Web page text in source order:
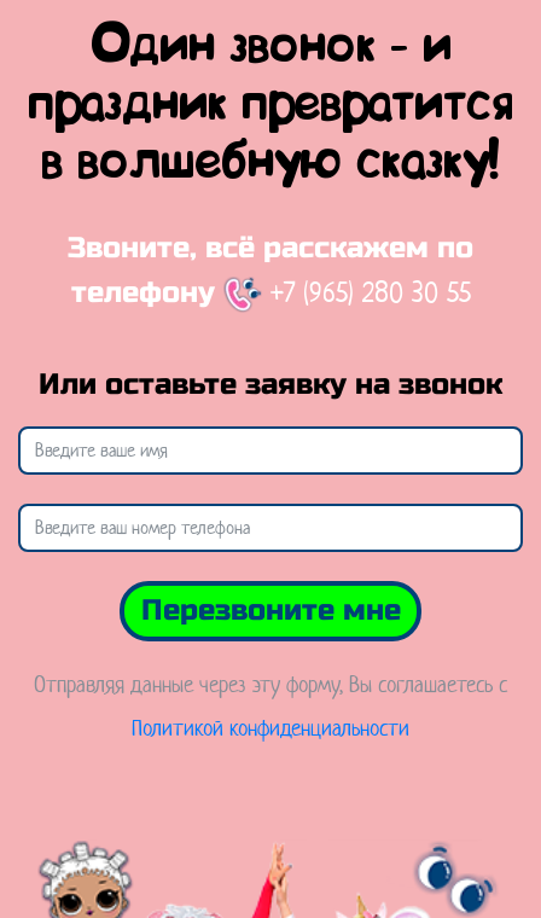
Один звонок - и
праздник превратится
в волшебную сказку!
Звоните, всё расскажем по
телефону
+7 (965) 280 30 55
Или оставьте заявку на звонок
Перезвоните мне
Отправляя данные через эту форму, Вы соглашаетесь с
Политикой конфиденциальности